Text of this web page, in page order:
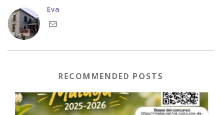
Eva
RECOMMENDED POSTS